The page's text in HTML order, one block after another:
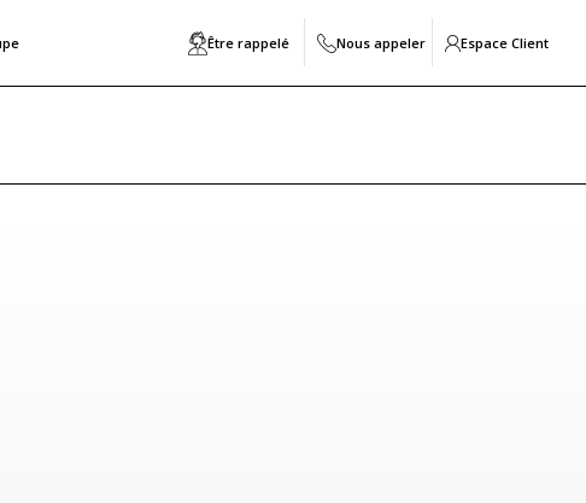
Être rappelé Nous appeler Espace Client